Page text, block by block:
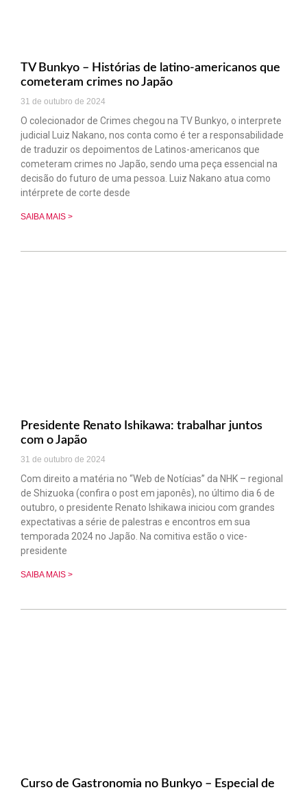
TV Bunkyo – Histórias de latino-americanos que
cometeram crimes no Japão
31 de outubro de 2024
O colecionador de Crimes chegou na TV Bunkyo, o interprete
judicial Luiz Nakano, nos conta como é ter a responsabilidade
de traduzir os depoimentos de Latinos-americanos que
cometeram crimes no Japão, sendo uma peça essencial na
decisão do futuro de uma pessoa. Luiz Nakano atua como
intérprete de corte desde
SAIBA MAIS >
Presidente Renato Ishikawa: trabalhar juntos
com o Japão
31 de outubro de 2024
Com direito a matéria no “Web de Notícias” da NHK – regional
de Shizuoka (confira o post em japonês), no último dia 6 de
outubro, o presidente Renato Ishikawa iniciou com grandes
expectativas a série de palestras e encontros em sua
temporada 2024 no Japão. Na comitiva estão o vice-
presidente
SAIBA MAIS >
Curso de Gastronomia no Bunkyo – Especial de